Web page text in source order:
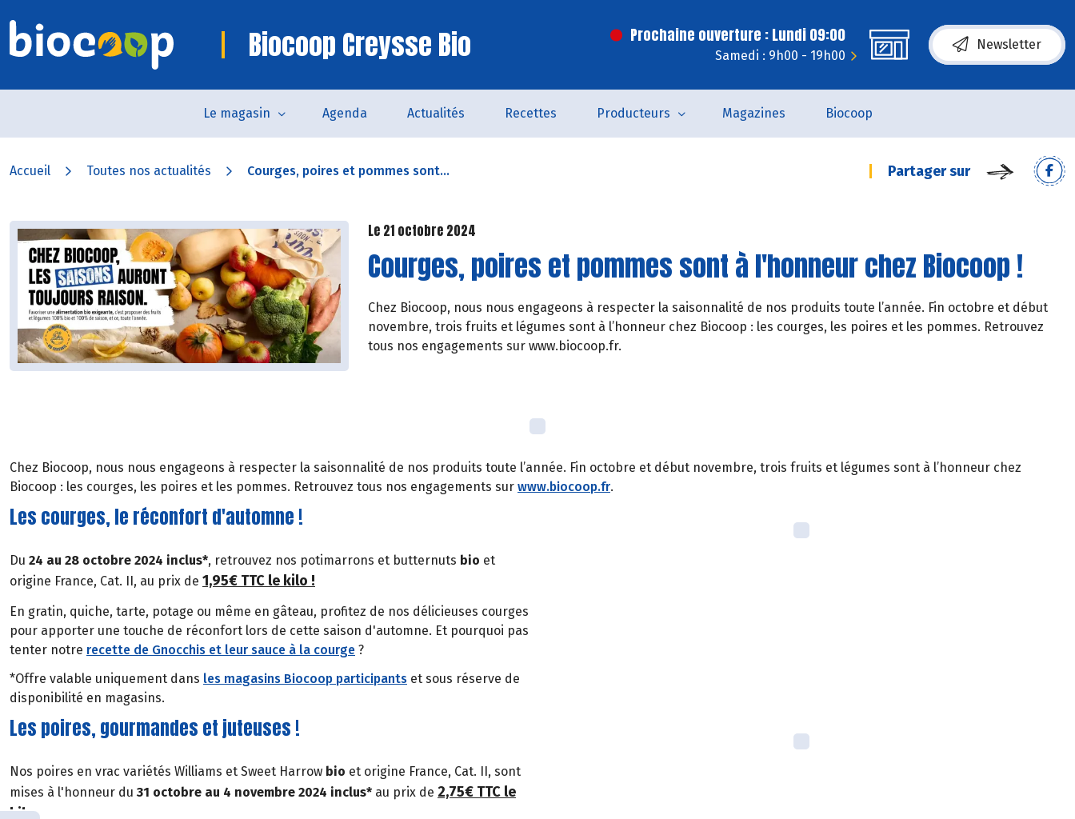
Biocoop Creysse Bio Prochaine ouverture : Lundi 09:00
Samedi : 9h00 - 19h00
Newsletter
Le magasin Agenda Actualités Recettes Producteurs Magazines Biocoop
Accueil Toutes nos actualités Courges, poires et pommes sont... Partager sur
Le 21 octobre 2024
Courges, poires et pommes sont à l'honneur chez Biocoop !
Chez Biocoop, nous nous engageons à respecter la saisonnalité de nos produits toute l’année. Fin octobre et début
novembre, trois fruits et légumes sont à l’honneur chez Biocoop : les courges, les poires et les pommes. Retrouvez
tous nos engagements sur www.biocoop.fr.
Chez Biocoop, nous nous engageons à respecter la saisonnalité de nos produits toute l’année. Fin octobre et début novembre, trois fruits et légumes sont à l’honneur chez
Biocoop : les courges, les poires et les pommes. Retrouvez tous nos engagements sur www.biocoop.fr.
Les courges, le réconfort d'automne !
Du 24 au 28 octobre 2024 inclus*, retrouvez nos potimarrons et butternuts bio et
origine France, Cat. II, au prix de 1,95€ TTC le kilo !
En gratin, quiche, tarte, potage ou même en gâteau, profitez de nos délicieuses courges
pour apporter une touche de réconfort lors de cette saison d'automne. Et pourquoi pas
tenter notre recette de Gnocchis et leur sauce à la courge ?
*Offre valable uniquement dans les magasins Biocoop participants et sous réserve de
disponibilité en magasins.
Les poires, gourmandes et juteuses !
Nos poires en vrac variétés Williams et Sweet Harrow bio et origine France, Cat. II, sont
mises à l'honneur du 31 octobre au 4 novembre 2024 inclus* au prix de 2,75€ TTC le
kilo.